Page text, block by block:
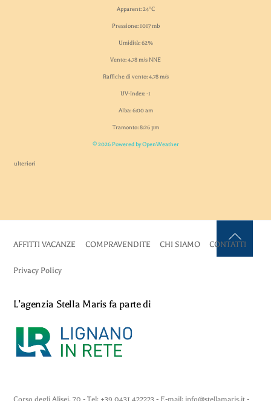
Apparent: 24°C
Pressione: 1017 mb
Umidità: 62%
Vento: 4.78 m/s NNE
Raffiche di vento: 4.78 m/s
UV-Index: -1
Alba: 6:00 am
Tramonto: 8:26 pm
© 2026 Powered by OpenWeather
ulteriori
Back
AFFITTI VACANZE COMPRAVENDITE CHI SIAMO CONTATTI
Privacy Policy
L’agenzia Stella Maris fa parte di
Corso degli Alisei, 70 - Tel: +39 0431 422223 - E-mail: info@stellamaris.it -